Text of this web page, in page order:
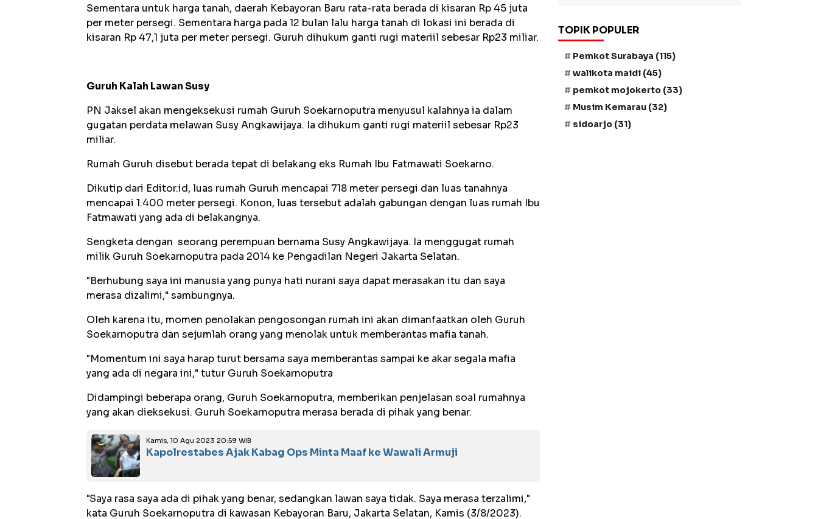
Sementara untuk harga tanah, daerah Kebayoran Baru rata-rata berada di kisaran Rp 45 juta
per meter persegi. Sementara harga pada 12 bulan lalu harga tanah di lokasi ini berada di
kisaran Rp 47,1 juta per meter persegi. Guruh dihukum ganti rugi materiil sebesar Rp23 miliar.
Guruh Kalah Lawan Susy
PN Jaksel akan mengeksekusi rumah Guruh Soekarnoputra menyusul kalahnya ia dalam
gugatan perdata melawan Susy Angkawijaya. Ia dihukum ganti rugi materiil sebesar Rp23
miliar.
Rumah Guruh disebut berada tepat di belakang eks Rumah Ibu Fatmawati Soekarno.
Dikutip dari Editor.id, luas rumah Guruh mencapai 718 meter persegi dan luas tanahnya
mencapai 1.400 meter persegi. Konon, luas tersebut adalah gabungan dengan luas rumah Ibu
Fatmawati yang ada di belakangnya.
Sengketa dengan seorang perempuan bernama Susy Angkawijaya. Ia menggugat rumah
milik Guruh Soekarnoputra pada 2014 ke Pengadilan Negeri Jakarta Selatan.
"Berhubung saya ini manusia yang punya hati nurani saya dapat merasakan itu dan saya
merasa dizalimi," sambungnya.
Oleh karena itu, momen penolakan pengosongan rumah ini akan dimanfaatkan oleh Guruh
Soekarnoputra dan sejumlah orang yang menolak untuk memberantas mafia tanah.
"Momentum ini saya harap turut bersama saya memberantas sampai ke akar segala mafia
yang ada di negara ini," tutur Guruh Soekarnoputra
Didampingi beberapa orang, Guruh Soekarnoputra, memberikan penjelasan soal rumahnya
yang akan dieksekusi. Guruh Soekarnoputra merasa berada di pihak yang benar.
Kamis, 10 Agu 2023 20:59 WIB
Kapolrestabes Ajak Kabag Ops Minta Maaf ke Wawali Armuji
"Saya rasa saya ada di pihak yang benar, sedangkan lawan saya tidak. Saya merasa terzalimi,"
kata Guruh Soekarnoputra di kawasan Kebayoran Baru, Jakarta Selatan, Kamis (3/8/2023).
TOPIK POPULER
Pemkot Surabaya (115)
walikota maidi (45)
pemkot mojokerto (33)
Musim Kemarau (32)
sidoarjo (31)